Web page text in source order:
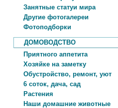
Занятные статуи мира
Другие фотогалереи
Фотоподборки
ДОМОВОДСТВО
Приятного аппетита
Хозяйке на заметку
Обустройство, ремонт, уют
6 соток, дача, сад
Растения
Наши домашние животные